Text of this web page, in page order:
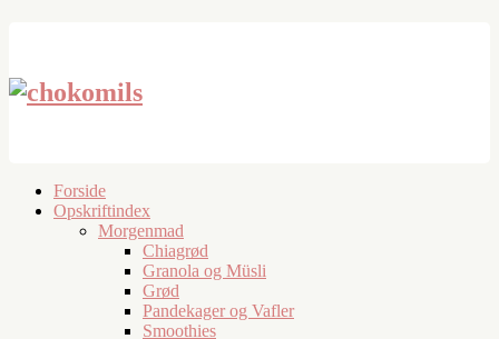
Forside
Opskriftindex
Morgenmad
Chiagrød
Granola og Müsli
Grød
Pandekager og Vafler
Smoothies